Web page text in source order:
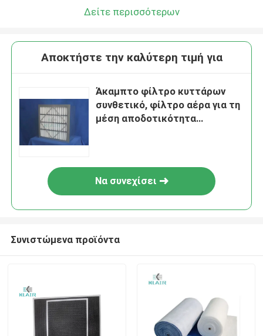
Δείτε περισσότερων
Αποκτήστε την καλύτερη τιμή για
Άκαμπτο φίλτρο κυττάρων
συνθετικό, φίλτρο αέρα για τη
μέση αποδοτικότητα
Να συνεχίσει
Συνιστώμενα προϊόντα